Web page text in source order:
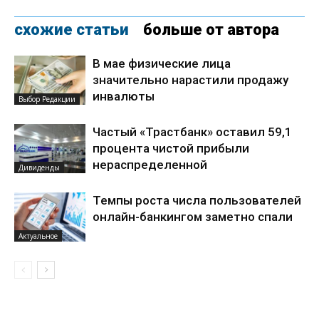
схожие статьи больше от автора
Выбор Редакции
В мае физические лица
значительно нарастили продажу
инвалюты
Дивиденды
Частый «Трастбанк» оставил 59,1
процента чистой прибыли
нераспределенной
Актуальное
Темпы роста числа пользователей
онлайн-банкингом заметно спали